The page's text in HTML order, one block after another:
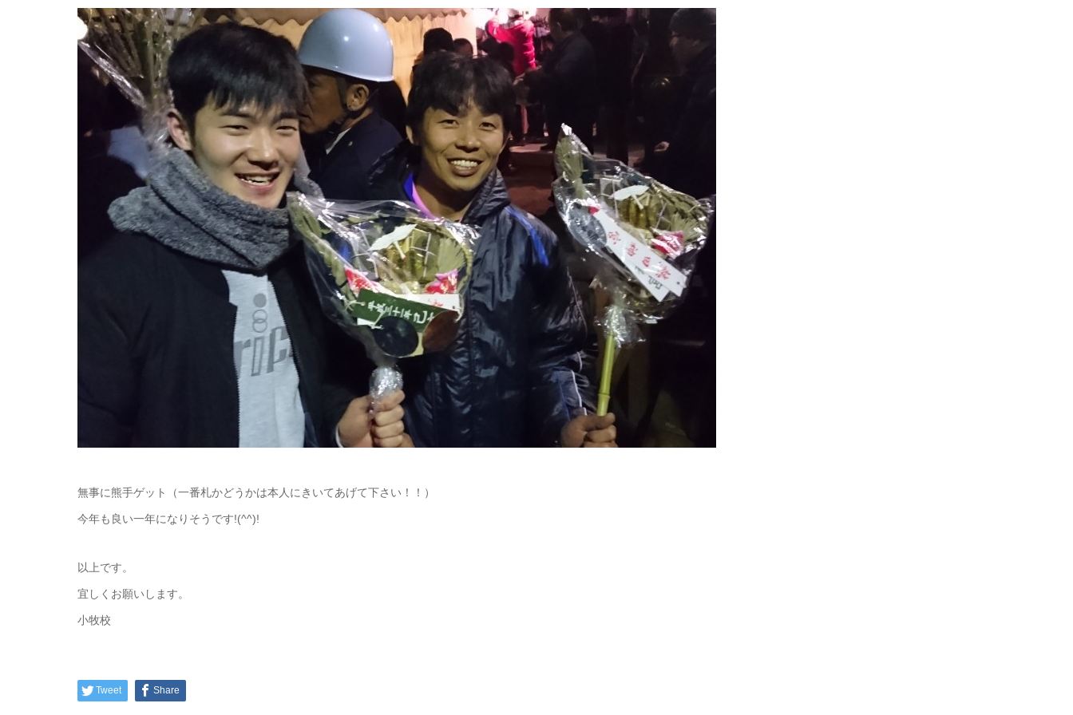
無事に熊手ゲット（一番札かどうかは本人にきいてあげて下さい！！）
今年も良い一年になりそうです!(^^)!
以上です。
宜しくお願いします。
小牧校
Tweet Share